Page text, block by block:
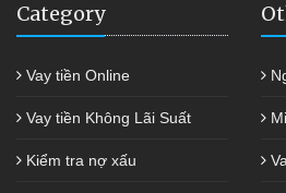
Category
Vay tiền Online
Vay tiền Không Lãi Suất
Kiểm tra nợ xấu